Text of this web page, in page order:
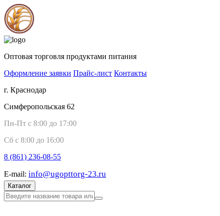
Оптовая торговля продуктами питания
Оформление заявки Прайс-лист Контакты
г. Краснодар
Симферопольская 62
Пн-Пт с 8:00 до 17:00
Сб с 8:00 до 16:00
8 (861) 236-08-55
E-mail: info@ugopttorg-23.ru
Каталог